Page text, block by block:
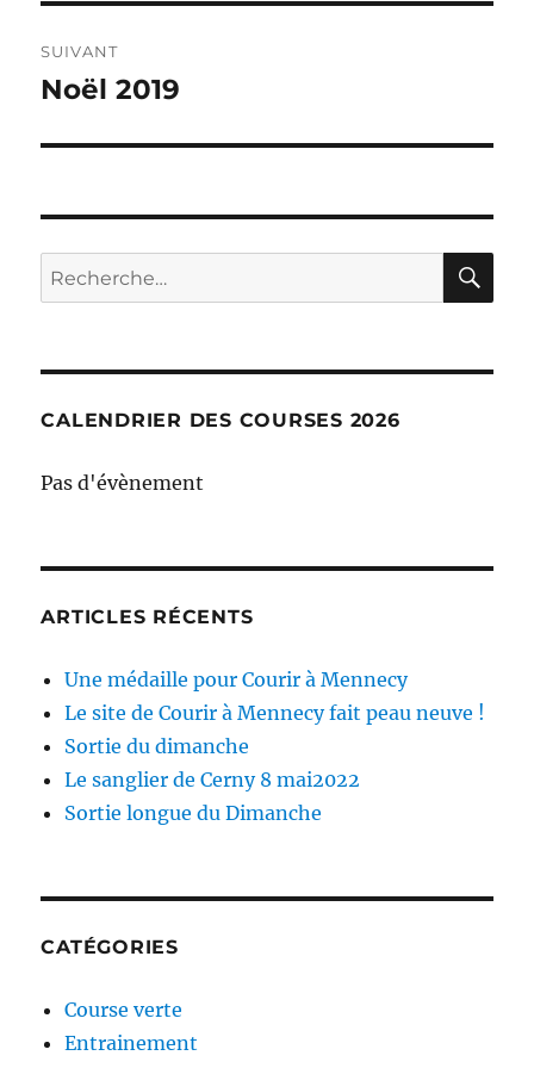
SUIVANT
Publication
Noël 2019
Recherche
pour :
CALENDRIER DES COURSES 2026
Pas d'évènement
ARTICLES RÉCENTS
Une médaille pour Courir à Mennecy
Le site de Courir à Mennecy fait peau neuve !
Sortie du dimanche
Le sanglier de Cerny 8 mai2022
Sortie longue du Dimanche
CATÉGORIES
Course verte
Entrainement